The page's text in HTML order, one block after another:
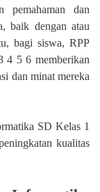
pemahaman dan
baik dengan atau
bagi siswa, RPP
4 5 6 memberikan
dan minat mereka
SD Kelas 1
kualitas